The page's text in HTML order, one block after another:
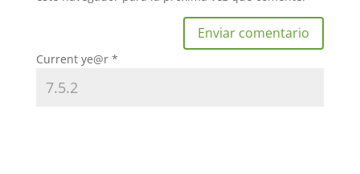
Current ye@r *